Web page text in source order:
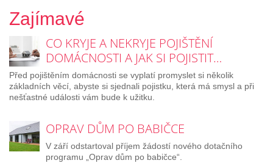
Zajímavé
CO KRYJE A NEKRYJE POJIŠTĚNÍ
DOMÁCNOSTI A JAK SI POJISTIT…
Před pojištěním domácnosti se vyplatí promyslet si několik
základních věcí, abyste si sjednali pojistku, která má smysl a při
nešťastné události vám bude k užitku.
OPRAV DŮM PO BABIČCE
V září odstartoval příjem žádostí nového dotačního
programu „Oprav dům po babičce“.